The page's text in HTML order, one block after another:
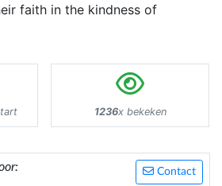
faith in the kindness of
1236x bekeken
Contact